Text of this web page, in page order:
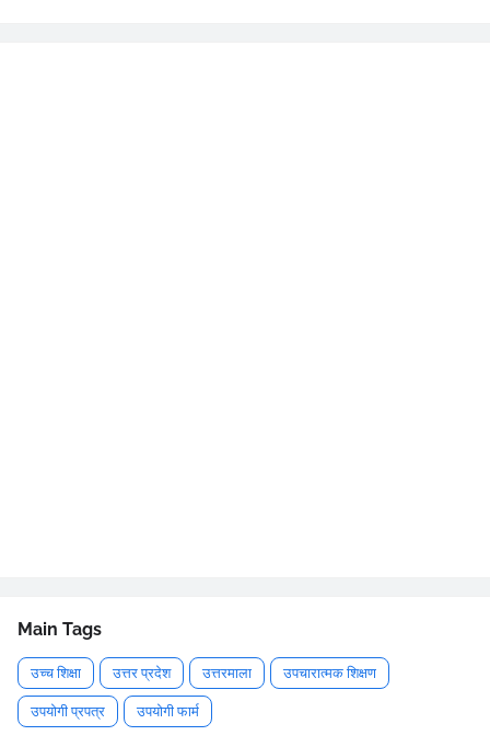
Main Tags
उच्च शिक्षा उत्तर प्रदेश उत्तरमाला उपचारात्मक शिक्षण
उपयोगी प्रपत्र उपयोगी फार्म